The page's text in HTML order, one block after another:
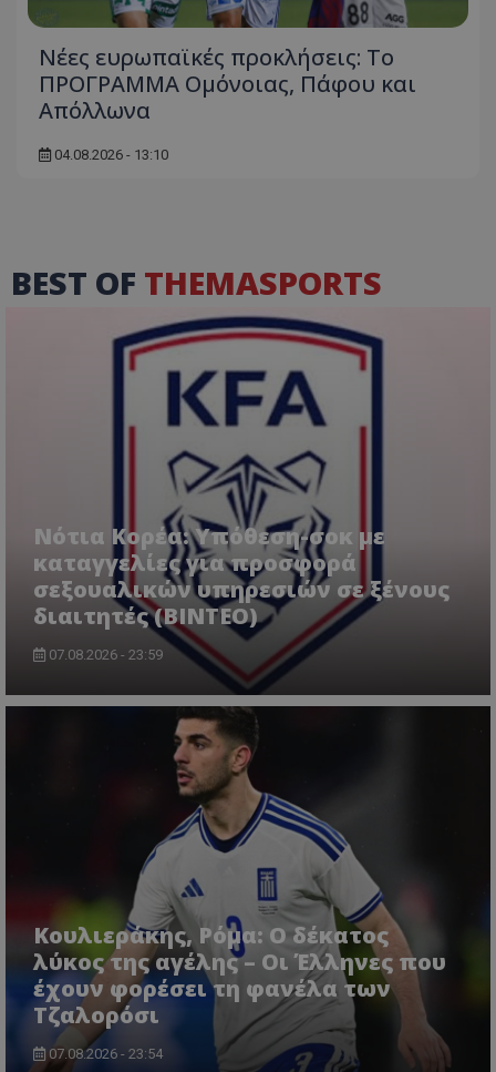
Νέες ευρωπαϊκές προκλήσεις: Το
ΠΡΟΓΡΑΜΜΑ Ομόνοιας, Πάφου και
Απόλλωνα
04.08.2026 - 13:10
BEST OF THEMASPORTS
Νότια Κορέα: Υπόθεση-σοκ με
καταγγελίες για προσφορά
σεξουαλικών υπηρεσιών σε ξένους
διαιτητές (BINTEO)
07.08.2026 - 23:59
Κουλιεράκης, Ρόμα: Ο δέκατος
λύκος της αγέλης – Οι Έλληνες που
έχουν φορέσει τη φανέλα των
Τζαλορόσι
07.08.2026 - 23:54